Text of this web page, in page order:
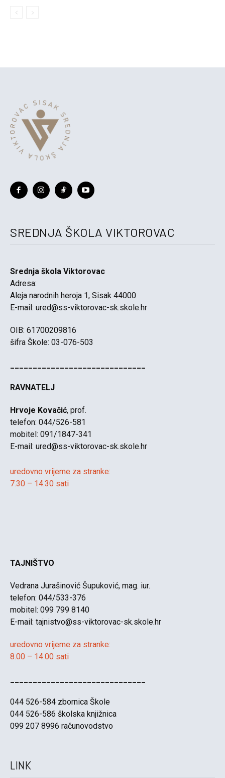
SREDNJA ŠKOLA VIKTOROVAC
Srednja škola Viktorovac
Adresa:
Aleja narodnih heroja 1, Sisak 44000
E-mail: ured@ss-viktorovac-sk.skole.hr
OIB: 61700209816
šifra Škole: 03-076-503
RAVNATELJ
Hrvoje Kovačić, prof.
telefon: 044/526-581
mobitel: 091/1847-341
E-mail: ured@ss-viktorovac-sk.skole.hr
uredovno vrijeme za stranke:
7.30 – 14.30 sati
TAJNIŠTVO
Vedrana Jurašinović Šupuković, mag. iur.
telefon: 044/533-376
mobitel: 099 799 8140
E-mail: tajnistvo@ss-viktorovac-sk.skole.hr
uredovno vrijeme za stranke:
8.00 – 14.00 sati
044 526-584 zbornica Škole
044 526-586 školska knjižnica
099 207 8996 računovodstvo
LINK